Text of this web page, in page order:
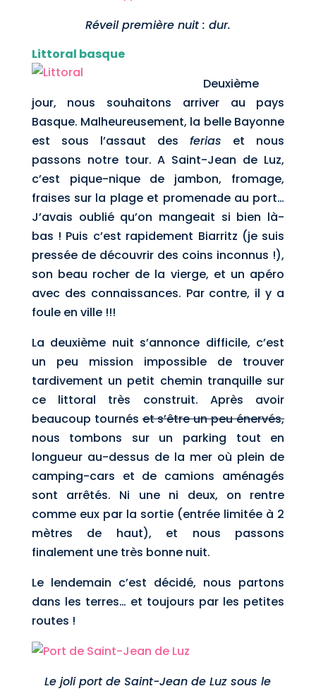
Réveil première nuit : dur.
Littoral basque
Deuxième
jour, nous souhaitons arriver au pays
Basque. Malheureusement, la belle Bayonne
est sous l’assaut desferias et nous
passons notre tour. A Saint-Jean de Luz,
c’est pique-nique de jambon, fromage,
fraises sur la plage et promenade au port…
J’avais oublié qu’on mangeait si bien là-
bas ! Puis c’est rapidement Biarritz (je suis
pressée de découvrir des coins inconnus !),
son beau rocher de la vierge, et un apéro
avec des connaissances. Par contre, il y a
foule en ville !!!
La deuxième nuit s’annonce difficile, c’est
un peu mission impossible de trouver
tardivement un petit chemin tranquille sur
ce littoral très construit. Après avoir
beaucoup tournéset s’être un peu énervés,
nous tombons sur un parking tout en
longueur au-dessus de la mer où plein de
camping-cars et de camions aménagés
sont arrêtés. Ni une ni deux, on rentre
comme eux par la sortie (entrée limitée à 2
mètres de haut), et nous passons
finalement une très bonne nuit.
Le lendemain c’est décidé, nous partons
dans les terres… et toujours par les petites
routes !
Le joli port de Saint-Jean de Luz sous le